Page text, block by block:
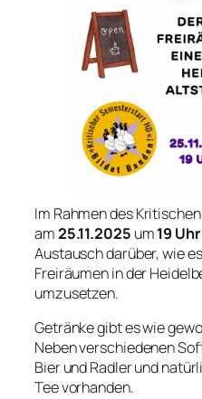
Im Rahmen des
am25.11.2025 um19 Uhr
Austausch darüber, wie
Freiräumen in der
umzusetzen.
Getränke gibt es wie
Neben verschiedenen
Bier und Radler und
Tee vorhanden.